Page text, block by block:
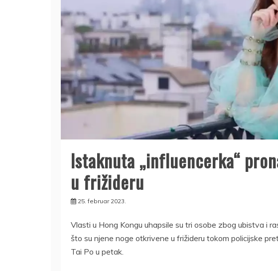
Istaknuta „influencerka“
u frižideru
25. februar 2023.
Vlasti u Hong Kongu uhapsile su tri osobe zbog ubistva i
što su njene noge otkrivene u frižideru tokom policijske
Tai Po u petak.